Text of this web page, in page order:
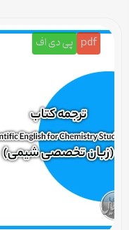
pdf پی دی اف